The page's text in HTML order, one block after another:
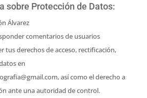
sobre Protección de Datos:
Álvarez
comentarios de usuarios
tus derechos de acceso, rectificación,
en
así como el derecho a
ante una autoridad de control.